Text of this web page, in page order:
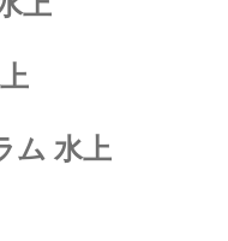
ム 水上